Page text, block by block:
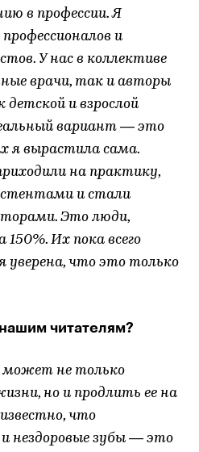
в профессии. Я
и
У нас в коллективе
врачи, так и авторы
и взрослой
вариант — это
я вырастила сама.
на практику,
и стали
Это люди,
Их пока всего
уверена, что это только
читателям?
не только
но и продлить ее на
что
нездоровые зубы — это